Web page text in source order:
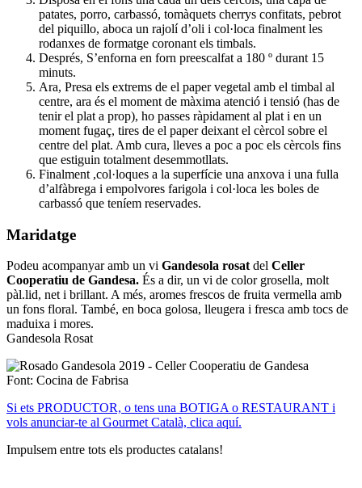
patates, porro, carbassó, tomàquets cherrys confitats, pebrot
del piquillo, aboca un rajolí d’oli i col·loca finalment les
rodanxes de formatge coronant els timbals.
Després, S’enforna en forn preescalfat a 180 º durant 15
minuts.
Ara, Presa els extrems de el paper vegetal amb el timbal al
centre, ara és el moment de màxima atenció i tensió (has de
tenir el plat a prop), ho passes ràpidament al plat i en un
moment fugaç, tires de el paper deixant el cèrcol sobre el
centre del plat. Amb cura, lleves a poc a poc els cèrcols fins
que estiguin totalment desemmotllats.
Finalment ,col·loques a la superfície una anxova i una fulla
d’alfàbrega i empolvores farigola i col·loca les boles de
carbassó que teníem reservades.
Maridatge
Podeu acompanyar amb un vi Gandesola rosatdel Celler
Cooperatiu de Gandesa. És a dir, un vi de color grosella, molt
pàl.lid, net i brillant. A més, aromes frescos de fruita vermella amb
un fons floral. També, en boca golosa, lleugera i fresca amb tocs de
maduixa i mores.
Gandesola Rosat
Font: Cocina de Fabrisa
Si ets PRODUCTOR, o tens una BOTIGA o RESTAURANT i
vols anunciar-te al Gourmet Català, clica aquí.
Impulsem entre tots els productes catalans!